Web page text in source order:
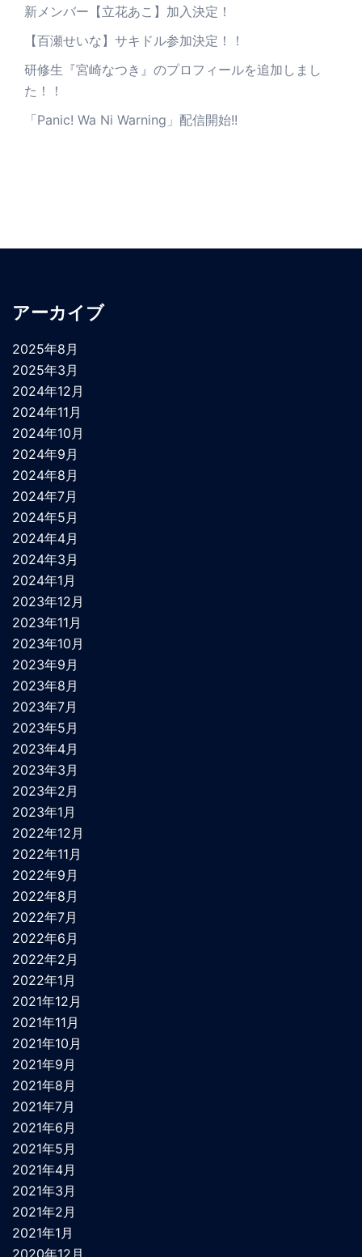
新メンバー【立花あこ】加入決定！
【百瀬せいな】サキドル参加決定！！
研修生『宮崎なつき』のプロフィールを追加しまし
た！！
「Panic! Wa Ni Warning」配信開始!!
アーカイブ
2025年8月
2025年3月
2024年12月
2024年11月
2024年10月
2024年9月
2024年8月
2024年7月
2024年5月
2024年4月
2024年3月
2024年1月
2023年12月
2023年11月
2023年10月
2023年9月
2023年8月
2023年7月
2023年5月
2023年4月
2023年3月
2023年2月
2023年1月
2022年12月
2022年11月
2022年9月
2022年8月
2022年7月
2022年6月
2022年2月
2022年1月
2021年12月
2021年11月
2021年10月
2021年9月
2021年8月
2021年7月
2021年6月
2021年5月
2021年4月
2021年3月
2021年2月
2021年1月